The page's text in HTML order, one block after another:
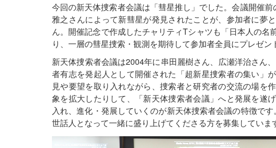
今回の新天体捜索者会議は「彗星推し」でした。会議開催
雅之さんによって新彗星が発見されたことが、参加者に夢
ん。開催記念で作成したチャリティTシャツも「日本人の名
り、一層の彗星捜索・観測を期待して参加者全員にプレゼン
新天体捜索者会議は2004年に串田麗樹さん、広瀬洋治さん
者有志を発起人として開催された「超新星捜索者の集い」
見や要望を取り入れながら、捜索者と研究者の交流の場を
象を拡大したりして、「新天体捜索者会議」へと発展を遂
入れ、進化・発展していくのが新天体捜索者会議の特徴で
世話人となって一緒に盛り上げてくださる方を募集していま